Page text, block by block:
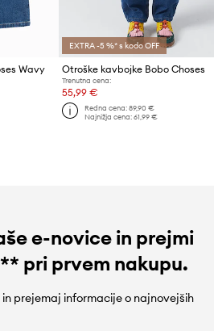
Wavy
EXTRA -5 %* s kodo OFF
Otroške kavbojke Bobo Choses
Trenutna cena:
55,99 €
Redna cena: 89,90 €
Najnižja cena: 61,99 €
e-novice in prejmi
pri prvem nakupu.
in prejemaj informacije o najnovejših